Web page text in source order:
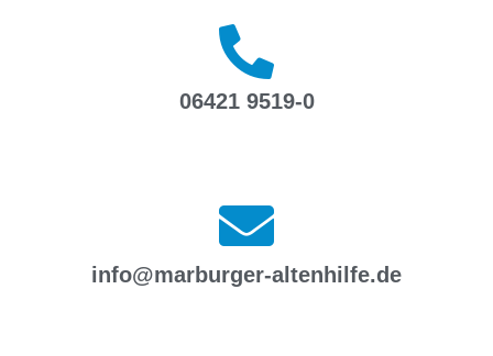
06421 9519-0
info@marburger-altenhilfe.de